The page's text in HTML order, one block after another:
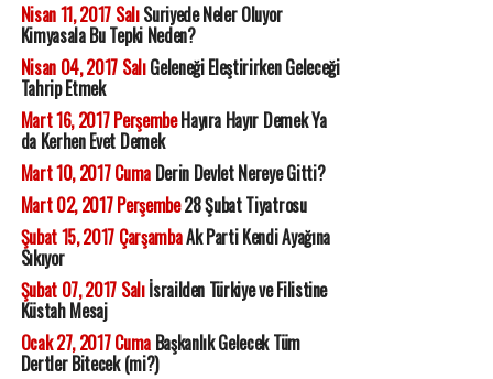
Nisan 11, 2017 SalıSuriyede Neler Oluyor
Kimyasala Bu Tepki Neden?
Nisan 04, 2017 SalıGeleneği Eleştirirken Geleceği
Tahrip Etmek
Mart 16, 2017 PerşembeHayıra Hayır Demek Ya
da Kerhen Evet Demek
Mart 10, 2017 CumaDerin Devlet Nereye Gitti?
Mart 02, 2017 Perşembe28 Şubat Tiyatrosu
Şubat 15, 2017 ÇarşambaAk Parti Kendi Ayağına
Sıkıyor
Şubat 07, 2017 Salıİsrailden Türkiye ve Filistine
Küstah Mesaj
Ocak 27, 2017 CumaBaşkanlık Gelecek Tüm
Dertler Bitecek (mi?)